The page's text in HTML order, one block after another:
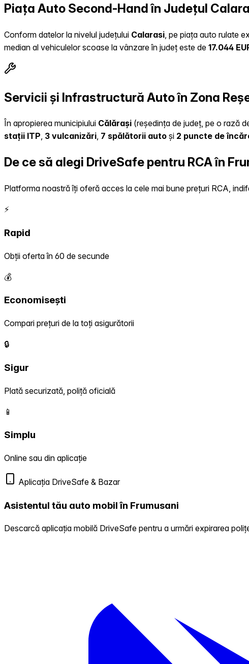
Piața Auto Second-Hand în Județul
Conform datelor la nivelul județului Calarasi , pe piața auto rulate
median al vehiculelor scoase la vânzare în județ este de 17.044
Servicii și Infrastructură Auto în Zona
În apropierea municipiului Călărași (reședința de județ, pe o rază
stații ITP, 3 vulcanizări, 7 spălătorii auto și 2 puncte de
De ce să alegi DriveSafe pentru RCA în
Platforma noastră îți oferă acces la cele mai bune prețuri RCA,
⚡
Rapid
Obții oferta în 60 de secunde
💰
Economisești
Compari prețuri de la toți asigurătorii
🔒
Sigur
Plată securizată, poliță oficială
📱
Simplu
Online sau din aplicație
Aplicația DriveSafe & Bazar
Asistentul tău auto mobil în Frumusani
Descarcă aplicația mobilă DriveSafe pentru a urmări expirarea